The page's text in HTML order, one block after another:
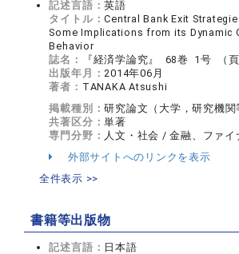
記述言語：英語
タイトル：Central Bank Exit
Some Implications from its Dynamic
Behavior
誌名：
『経済学論究』 68巻 1号 （頁
出版年月：2014年06月
著者： TANAKA Atsushi
掲載種別：研究論文（大学，研究機関
共著区分：単著
専門分野： 人文・社会 / 金融、ファイ
外部サイトへのリンクを表示
全件表示 >>
書籍等出版物
記述言語： 日本語